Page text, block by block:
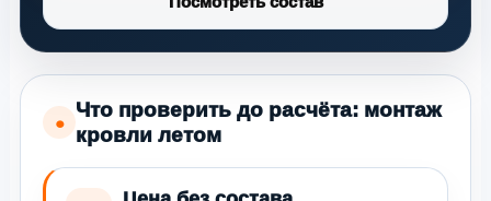
●
Что проверить до расчёта: монтаж
кровли летом